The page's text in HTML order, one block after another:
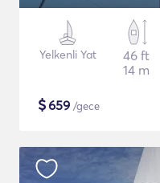
Yelkenli Yat
46 ft
14 m
$659 /gece